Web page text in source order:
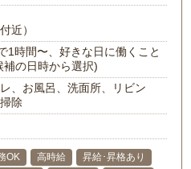
近）
1時間〜、好きな日に働くこと
の日時から選択)
、お風呂、洗面所、リビン
除
OK 高時給
昇給･昇格あり